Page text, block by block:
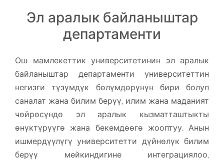
Эл аралык байланыштар
департаменти
Ош мамлекеттик университетинин эл аралык
байланыштар департаменти университеттин
негизги түзүмдүк бөлүмдөрүнүн бири болуп
саналат жана билим берүү, илим жана маданият
чөйрөсүндө эл аралык кызматташтыкты
өнүктүрүүгө жана бекемдөөгө жооптуу. Анын
ишмердүүлүгү университетти дүйнөлүк билим
берүү мейкиндигине интеграциялоо,